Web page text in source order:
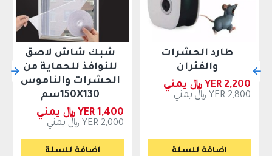
طارد الحشرات
والفئران
YER 2,200 ﷼ يمني
YER 2,800 ﷼ يمني
اضافة للسلة
شبك شاش لاصق
للنوافذ للحماية من
الحشرات والناموس
150X130سم
YER 1,400 ﷼ يمني
YER 2,000 ﷼ يمني
اضافة للسلة